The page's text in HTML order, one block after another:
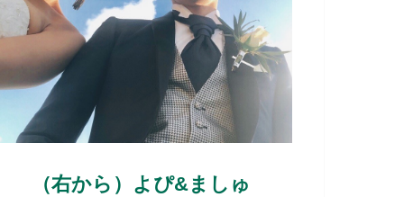
（右から）よぴ&ましゅ